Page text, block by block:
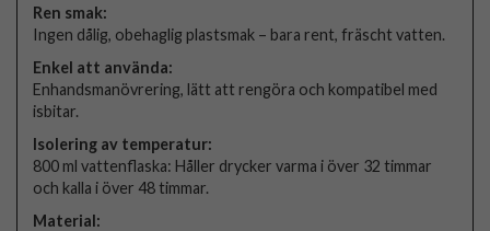
Ren smak:
Ingen dålig, obehaglig plastsmak – bara rent, fräscht vatten.
Enkel att använda:
Enhandsmanövrering, lätt att rengöra och kompatibel med
isbitar.
Isolering av temperatur:
800 ml vattenflaska: Håller drycker varma i över 32 timmar
och kalla i över 48 timmar.
Material: